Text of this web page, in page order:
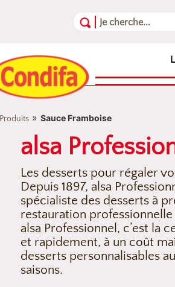
Produits» Sauce Framboise
alsa
Les desserts pour régaler
Depuis 1897, alsa
spécialiste des desserts à
restauration professionnelle
alsa Professionnel, c’est la
et rapidement, à un coût
desserts personnalisables
saisons.